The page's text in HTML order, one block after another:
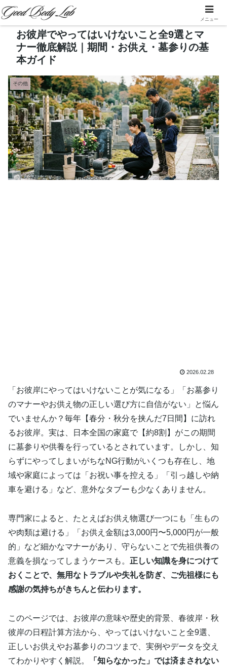
お彼岸でやってはいけないこと全9選とマ
ナー徹底解説｜期間・お供え・墓参りの基
本ガイド
その他
2026.02.28
「お彼岸にやってはいけないことが気になる」「お墓参り
のマナーやお供え物の正しい選び方に自信がない」と悩ん
でいませんか？毎年【春分・秋分を挟んだ7日間】に訪れ
るお彼岸。実は、日本全国の家庭で【約8割】がこの期間
に墓参りや供養を行っているとされています。しかし、知
らずにやってしまいがちなNG行動がいくつも存在し、地
域や家庭によっては「お祝い事を控える」「引っ越しや納
車を避ける」など、意外なタブーも少なくありません。
専門家によると、たとえばお供え物選び一つにも「生もの
や肉類は避ける」「お供え金額は3,000円〜5,000円が一般
的」など細かなマナーがあり、守らないことで先祖供養の
意義を損なってしまうケースも。 正しい知識を身につけて
おくことで、無用なトラブルや失礼を防ぎ、ご先祖様にも
感謝の気持ちがきちんと伝わります。
このページでは、お彼岸の意味や歴史的背景、春彼岸・秋
彼岸の日程計算方法から、やってはいけないこと全9選、
正しいお供えやお墓参りのコツまで、実例やデータを交え
てわかりやすく解説。
「知らなかった」では済まされない
メニュー